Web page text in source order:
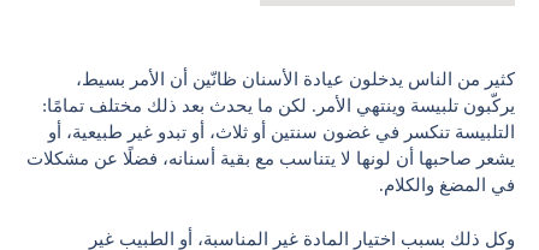
كثير من الناس يدخلون عيادة الأسنان ظانّين أن الأمر بسيط،
يركّبون تلبيسة وينتهي الأمر. لكن ما يحدث بعد ذلك مختلف تمامًا:
التلبيسة تنكسر في غضون سنتين أو ثلاث، أو تبدو غير طبيعية، أو
يشعر صاحبها أن لونها لا يتناسب مع بقية أسنانه، فضلًا عن مشكلات
في المضغ والكلام.
وكل ذلك بسبب اختيار المادة غير المناسبة، أو الطبيب غير